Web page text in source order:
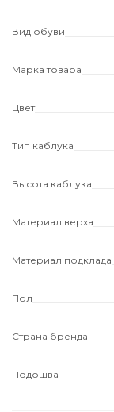
Вид обуви
Марка товара
Цвет
Тип каблука
Высота каблука
Материал верха
Материал подклада
Пол
Страна бренда
Подошва